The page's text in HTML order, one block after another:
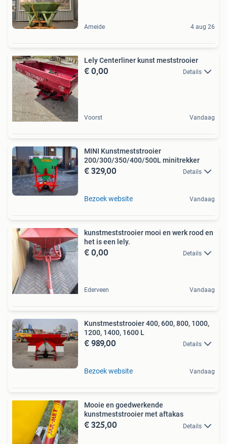
Ameide 4 aug 26
Lely Centerliner kunst meststrooier
€ 0,00 Details
Voorst Vandaag
MINI Kunstmeststrooier
200/300/350/400/500L minitrekker
€ 329,00 Details
Bezoek website Vandaag
kunstmeststrooier mooi en werk rood en
het is een lely.
€ 0,00 Details
Ederveen Vandaag
Kunstmeststrooier 400, 600, 800, 1000,
1200, 1400, 1600 L
€ 989,00 Details
Bezoek website Vandaag
Mooie en goedwerkende
kunstmeststrooier met aftakas
€ 325,00 Details